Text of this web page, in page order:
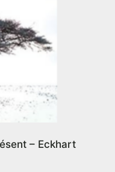
– Eckhart